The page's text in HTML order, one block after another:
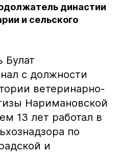
династии
и сельского
Булат
с должности
ветеринарно-
Наримановской
13 лет работал в
по
и